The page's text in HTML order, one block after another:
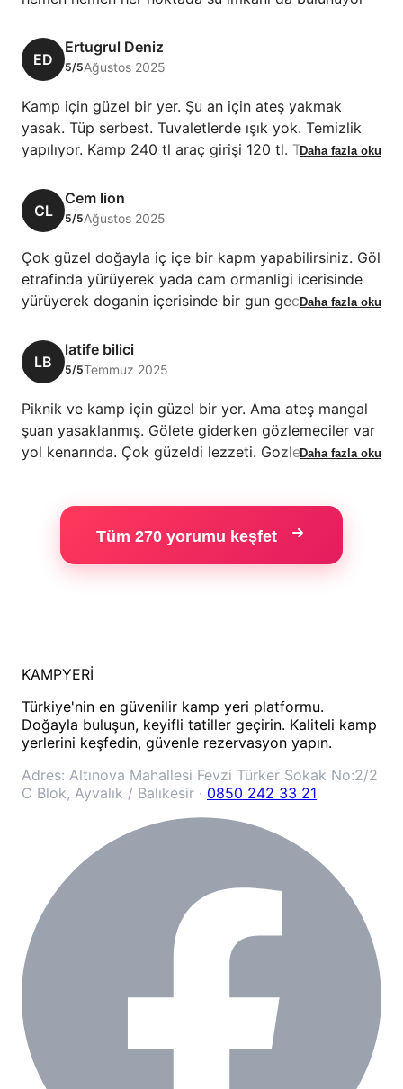
ED
Ertugrul Deniz
5/5Ağustos 2025
Kamp için güzel bir yer. Şu an için ateş yakmak
yasak. Tüp serbest. Tuvaletlerde ışık yok. Temizlik
yapılıyor. Kamp 240 tl araç girişi 120 tl. Toplamda
bulunmakta. Eksiklerinizi buradan alabilirsiniz.
Çocuklar için oyun alanı bulunmakta. Hafta sonu 1-2
gün kafa dinlemek için tercih edilebilir
Daha fazla oku
CL
Cem lion
5/5Ağustos 2025
Çok güzel doğayla iç içe bir kapm yapabilirsiniz. Göl
etrafinda yürüyerek yada cam ormanligi icerisinde
yürüyerek doganin içerisinde bir gun gecirebilirsiniz.
Tuvaletleri ve tesisler temiz. Cadir ve karavan için
uygun bir kamp alanı.
Daha fazla oku
LB
latife bilici
5/5Temmuz 2025
Piknik ve kamp için güzel bir yer. Ama ateş mangal
şuan yasaklanmış. Gölete giderken gözlemeciler var
yol kenarında. Çok güzeldi lezzeti. Gozlemeciler
Daha fazla oku
Tüm 270 yorumu keşfet
KAMPYERİ
Türkiye'nin en güvenilir kamp yeri platformu.
Doğayla buluşun, keyifli tatiller geçirin. Kaliteli kamp
yerlerini keşfedin, güvenle rezervasyon yapın.
Adres: Altınova Mahallesi Fevzi Türker Sokak No:2/2
C Blok, Ayvalık / Balıkesir · 0850 242 33 21